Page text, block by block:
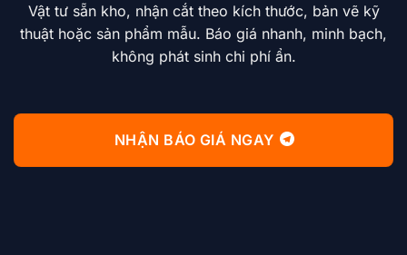
Vật tư sẵn kho, nhận cắt theo kích thước, bản vẽ kỹ
thuật hoặc sản phẩm mẫu. Báo giá nhanh, minh bạch,
không phát sinh chi phí ẩn.
NHẬN BÁO GIÁ NGAY